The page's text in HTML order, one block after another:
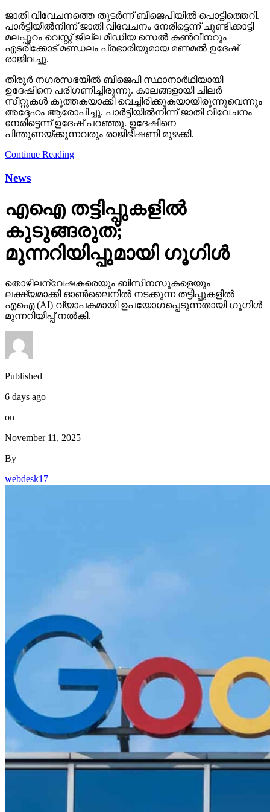
ജാതി വിവേചനത്തെ തുടര്‍ന്ന് ബിജെപിയില്‍ പൊട്ടിത്തെറി.
പാര്‍ട്ടിയില്‍നിന്ന് ജാതി വിവേചനം നേരിട്ടെന്ന് ചൂണ്ടിക്കാട്ടി
മലപ്പുറം വെസ്റ്റ് ജില്ല മീഡിയ സെല്‍ കണ്‍വീനറും
എടരിക്കോട് മണ്ഡലം പ്രഭാരിയുമായ മണമല്‍ ഉദേഷ്
രാജിവച്ചു.
തിരൂര്‍ നഗരസഭയില്‍ ബിജെപി സ്ഥാനാര്‍ഥിയായി
ഉദേഷിനെ പരിഗണിച്ചിരുന്നു. കാലങ്ങളായി ചിലര്‍
സീറ്റുകള്‍ കുത്തകയാക്കി വെച്ചിരിക്കുകയായിരുന്നുവെന്നും
അദ്ദേഹം ആരോപിച്ചു. പാര്‍ട്ടിയില്‍നിന്ന് ജാതി വിവേചനം
നേരിട്ടെന്ന് ഉദേഷ് പറഞ്ഞു. ഉദേഷിനെ
പിന്തുണയ്ക്കുന്നവരും രാജിഭീഷണി മുഴക്കി.
Continue Reading
News
എഐ തട്ടിപ്പുകളില്‍
കുടുങ്ങരുത്;
മുന്നറിയിപ്പുമായി ഗൂഗിള്‍
തൊഴിലന്വേഷകരെയും ബിസിനസുകളെയും
ലക്ഷ്യമാക്കി ഓണ്‍ലൈനില്‍ നടക്കുന്ന തട്ടിപ്പുകളില്‍
എഐ (AI) വ്യാപകമായി ഉപയോഗപ്പെടുന്നതായി ഗൂഗിള്‍
മുന്നറിയിപ്പ് നല്‍കി.
Published
6 days ago
on
November 11, 2025
By
webdesk17